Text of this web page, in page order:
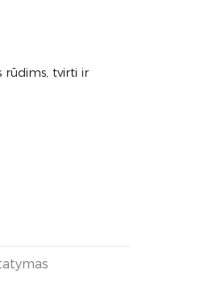
tvirti ir